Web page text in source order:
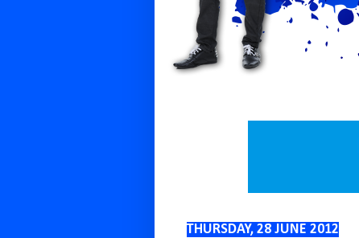
THURSDAY, 28 JUNE 2012